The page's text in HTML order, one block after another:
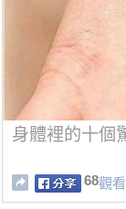
身體裡的十個
68觀看